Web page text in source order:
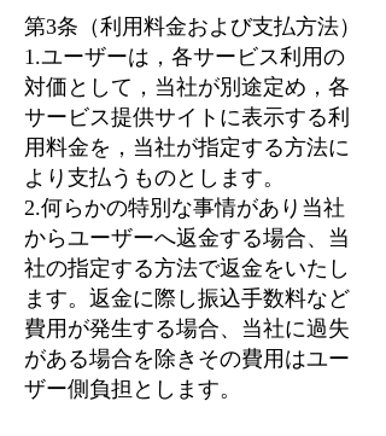
第3条（利用料金および支払方法）
1.ユーザーは，各サービス利用の
対価として，当社が別途定め，各
サービス提供サイトに表示する利
用料金を，当社が指定する方法に
より支払うものとします。
2.何らかの特別な事情があり当社
からユーザーへ返金する場合、当
社の指定する方法で返金をいたし
ます。返金に際し振込手数料など
費用が発生する場合、当社に過失
がある場合を除きその費用はユー
ザー側負担とします。